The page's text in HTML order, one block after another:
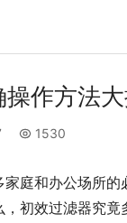
作方法大
1530
庭和办公场所的
初效过滤器究竟